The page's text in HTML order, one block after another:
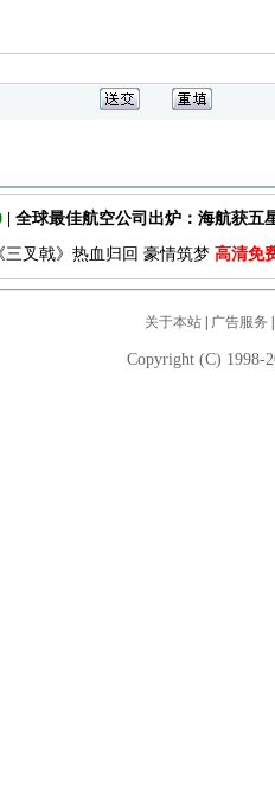
| 全球最佳航空公司出炉：海航获五
叉戟》热血归回 豪情筑梦 高清免
关于本站| 广告服务
Copyright (C) 1998-